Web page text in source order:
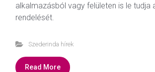
alkalmazásból vagy felületen is le tudja
rendelését.
Szederinda hírek
Read More